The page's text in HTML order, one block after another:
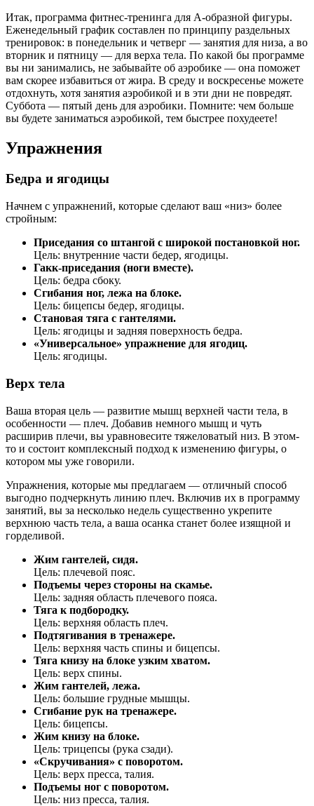
Итак, программа фитнес-тренинга для А-образной фигуры.
Еженедельный график составлен по принципу раздельных
тренировок: в понедельник и четверг — занятия для низа, а во
вторник и пятницу — для верха тела. По какой бы программе
вы ни занимались, не забывайте об аэробике — она поможет
вам скорее избавиться от жира. В среду и воскресенье можете
отдохнуть, хотя занятия аэробикой и в эти дни не повредят.
Суббота — пятый день для аэробики. Помните: чем больше
вы будете заниматься аэробикой, тем быстрее похудеете!
Упражнения
Бедра и ягодицы
Начнем с упражнений, которые сделают ваш «низ» более
стройным:
Приседания со штангой с широкой постановкой ног.
Цель: внутренние части бедер, ягодицы.
Гакк-приседания (ноги вместе).
Цель: бедра сбоку.
Сгибания ног, лежа на блоке.
Цель: бицепсы бедер, ягодицы.
Становая тяга с гантелями.
Цель: ягодицы и задняя поверхность бедра.
«Универсальное» упражнение для ягодиц.
Цель: ягодицы.
Верх тела
Ваша вторая цель — развитие мышц верхней части тела, в
особенности — плеч. Добавив немного мышц и чуть
расширив плечи, вы уравновесите тяжеловатый низ. В этом-
то и состоит комплексный подход к изменению фигуры, о
котором мы уже говорили.
Упражнения, которые мы предлагаем — отличный способ
выгодно подчеркнуть линию плеч. Включив их в программу
занятий, вы за несколько недель существенно укрепите
верхнюю часть тела, а ваша осанка станет более изящной и
горделивой.
Жим гантелей, сидя.
Цель: плечевой пояс.
Подъемы через стороны на скамье.
Цель: задняя область плечевого пояса.
Тяга к подбородку.
Цель: верхняя область плеч.
Подтягивания в тренажере.
Цель: верхняя часть спины и бицепсы.
Тяга книзу на блоке узким хватом.
Цель: верх спины.
Жим гантелей, лежа.
Цель: большие грудные мышцы.
Сгибание рук на тренажере.
Цель: бицепсы.
Жим книзу на блоке.
Цель: трицепсы (рука сзади).
«Скручивания» с поворотом.
Цель: верх пресса, талия.
Подъемы ног с поворотом.
Цель: низ пресса, талия.